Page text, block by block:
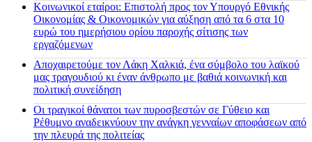
Κοινωνικοί εταίροι: Επιστολή προς τον Υπουργό Εθνικής
Οικονομίας & Οικονομικών για αύξηση από τα 6 στα 10
ευρώ του ημερήσιου ορίου παροχής σίτισης των
εργαζόμενων
Αποχαιρετούμε τον Λάκη Χαλκιά, ένα σύμβολο του λαϊκού
μας τραγουδιού κι έναν άνθρωπο με βαθιά κοινωνική και
πολιτική συνείδηση
Οι τραγικοί θάνατοι των πυροσβεστών σε Γύθειο και
Ρέθυμνο αναδεικνύουν την ανάγκη γενναίων αποφάσεων από
την πλευρά της πολιτείας